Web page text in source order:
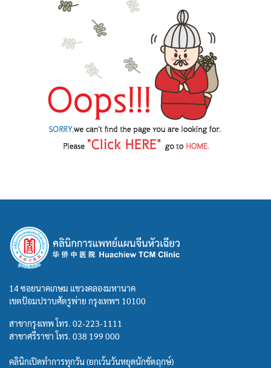
14 ซอยนาคเกษม แขวงคลองมหานาค
เขตป้อมปราบศัตรูพ่าย กรุงเทพฯ 10100
สาขากรุงเทพ โทร. 02-223-1111
สาขาศรีราชา โทร. 038 199 000
คลินิกเปิดทำการทุกวัน (ยกเว้นวันหยุดนักขัตฤกษ์)